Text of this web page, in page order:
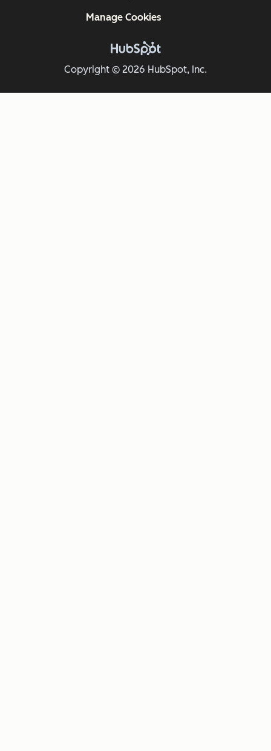
Copyright © 2026 HubSpot, Inc.
Manage Cookies